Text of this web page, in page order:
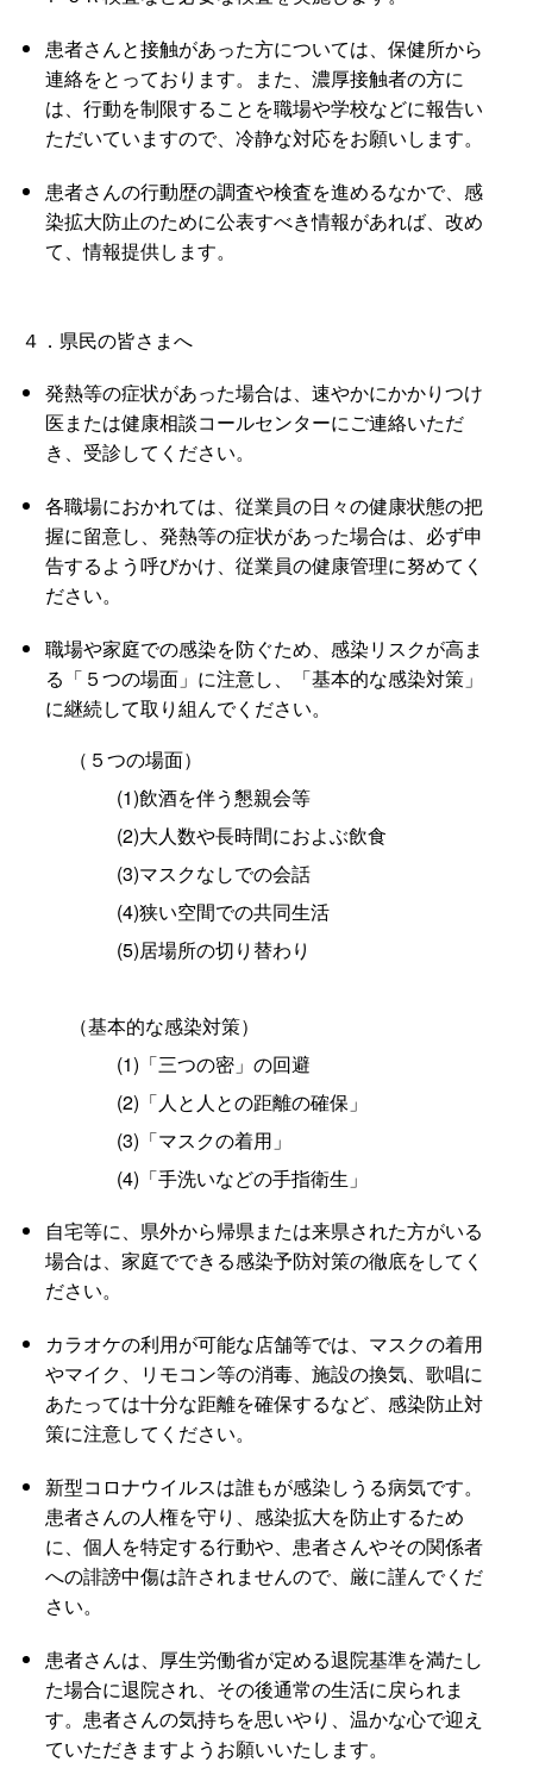
患者さんと接触があった方については、保健所から
連絡をとっております。また、濃厚接触者の方に
は、行動を制限することを職場や学校などに報告い
ただいていますので、冷静な対応をお願いします。
患者さんの行動歴の調査や検査を進めるなかで、感
染拡大防止のために公表すべき情報があれば、改め
て、情報提供します。
４．県民の皆さまへ
発熱等の症状があった場合は、速やかにかかりつけ
医または健康相談コールセンターにご連絡いただ
き、受診してください。
各職場におかれては、従業員の日々の健康状態の把
握に留意し、発熱等の症状があった場合は、必ず申
告するよう呼びかけ、従業員の健康管理に努めてく
ださい。
職場や家庭での感染を防ぐため、感染リスクが高ま
る「５つの場面」に注意し、「基本的な感染対策」
に継続して取り組んでください。
（５つの場面）
(1)飲酒を伴う懇親会等
(2)大人数や長時間におよぶ飲食
(3)マスクなしでの会話
(4)狭い空間での共同生活
(5)居場所の切り替わり
（基本的な感染対策）
(1)「三つの密」の回避
(2)「人と人との距離の確保」
(3)「マスクの着用」
(4)「手洗いなどの手指衛生」
自宅等に、県外から帰県または来県された方がいる
場合は、家庭でできる感染予防対策の徹底をしてく
ださい。
カラオケの利用が可能な店舗等では、マスクの着用
やマイク、リモコン等の消毒、施設の換気、歌唱に
あたっては十分な距離を確保するなど、感染防止対
策に注意してください。
新型コロナウイルスは誰もが感染しうる病気です。
患者さんの人権を守り、感染拡大を防止するため
に、個人を特定する行動や、患者さんやその関係者
への誹謗中傷は許されませんので、厳に謹んでくだ
さい。
患者さんは、厚生労働省が定める退院基準を満たし
た場合に退院され、その後通常の生活に戻られま
す。患者さんの気持ちを思いやり、温かな心で迎え
ていただきますようお願いいたします。